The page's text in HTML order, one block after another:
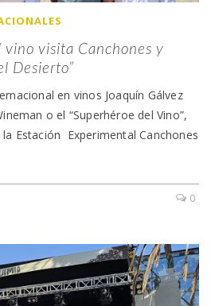
visita Canchones y
Desierto”
en vinos Joaquín Gálvez
o el “Superhéroe del Vino”,
Estación Experimental Canchones
0